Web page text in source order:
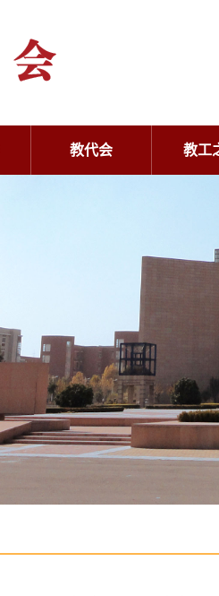
教代会 教工